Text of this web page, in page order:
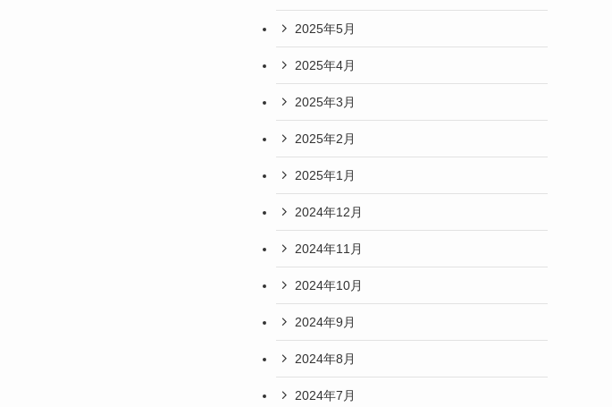
2025年5月
2025年4月
2025年3月
2025年2月
2025年1月
2024年12月
2024年11月
2024年10月
2024年9月
2024年8月
2024年7月